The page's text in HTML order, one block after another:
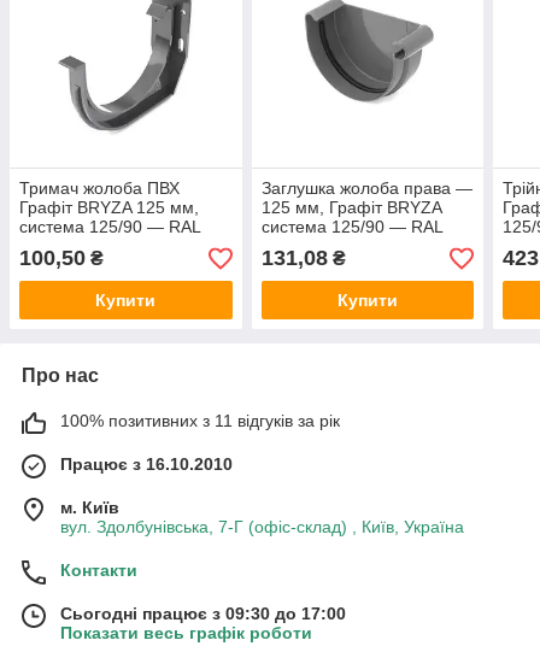
Тримач жолоба ПВХ
Графіт BRYZA 125 мм,
система 125/90 — RAL
7021.
100,50 ₴
Купити
Заглушка жолоба права —
125 мм, Графіт BRYZA
система 125/90 — RAL
7021.
131,08₴
Купити
Про нас
100% позитивних з 11 відгуків за рік
Працює з 16.10.2010
м. Київ
вул. Здолбунівська, 7-Г (офіс-склад) , Київ, Україна
Контакти
Сьогодні працює з 09:30 до 17:00
Показати весь графік роботи